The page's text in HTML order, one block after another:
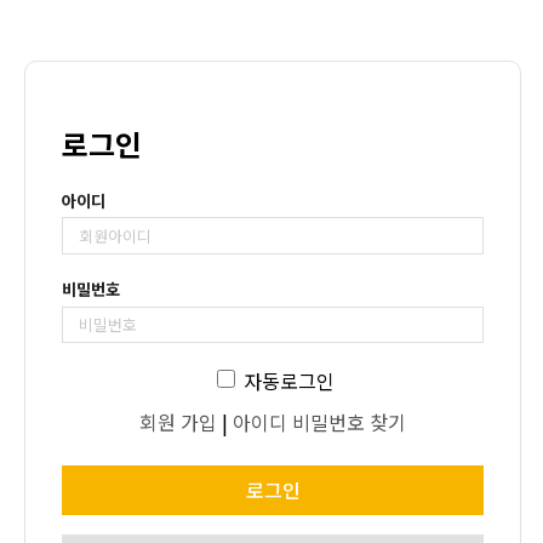
로그인
아이디
비밀번호
자동로그인
회원 가입 | 아이디 비밀번호 찾기
로그인